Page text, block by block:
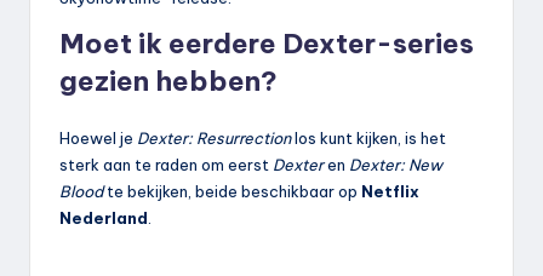
Moet ik eerdere Dexter-series
gezien hebben?
Hoewel je Dexter: Resurrectionlos kunt kijken, is het
sterk aan te raden om eerst Dexteren Dexter: New
Bloodte bekijken, beide beschikbaar op Netflix
Nederland.